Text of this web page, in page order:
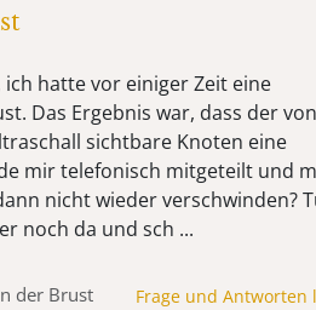
hatte vor einiger Zeit eine
Das Ergebnis war, dass der
sichtbare Knoten eine
mir telefonisch mitgeteilt und
nicht wieder verschwinden?
noch da und sch ...
der Brust Frage und Antworten